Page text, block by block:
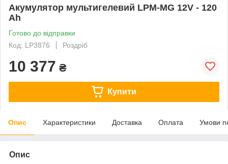
Акумулятор мультигелевий LPM-MG 12V - 120
Ah
Готово до відправки
Код: LP3876
Роздріб
10 377 ₴
Купити
Опис Характеристики Доставка Оплата Умови
Опис